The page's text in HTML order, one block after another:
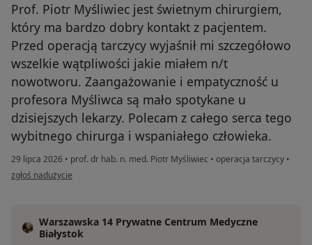
Prof. Piotr Myśliwiec jest świetnym chirurgiem,
który ma bardzo dobry kontakt z pacjentem.
Przed operacją tarczycy wyjaśnił mi szczegółowo
wszelkie wątpliwości jakie miałem n/t
nowotworu. Zaangażowanie i empatyczność u
profesora Myśliwca są mało spotykane u
dzisiejszych lekarzy. Polecam z całego serca tego
wybitnego chirurga i wspaniałego człowieka.
29 lipca 2026 • prof. dr hab. n. med. Piotr Myśliwiec • operacja tarczycy •
w opinii użytkownika Piotr Kryszeń
zgłoś nadużycie
Warszawska 14 Prywatne Centrum Medyczne
Białystok